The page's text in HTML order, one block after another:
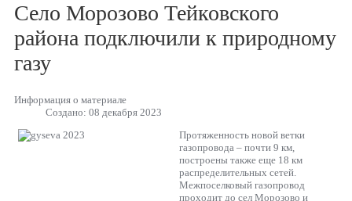
Село Морозово Тейковского
района подключили к природному
газу
Информация о материале
Создано: 08 декабря 2023
Протяженность новой ветки
газопровода – почти 9 км,
построены также еще 18 км
распределительных сетей.
Межпоселковый газопровод
проходит до сел Морозово и